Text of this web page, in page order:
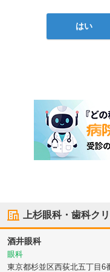
はい
上杉眼科・歯科ク
酒井眼科
眼科
東京都杉並区西荻北五丁目6